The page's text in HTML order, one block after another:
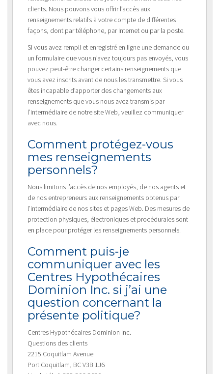
clients. Nous pouvons vous offrir l’accès aux
renseignements relatifs à votre compte de différentes
façons, dont par téléphone, par Internet ou par la poste.
Si vous avez rempli et enregistré en ligne une demande ou
un formulaire que vous n’avez toujours pas envoyés, vous
pouvez peut-être changer certains renseignements que
vous avez inscrits avant de nous les transmettre. Si vous
êtes incapable d’apporter des changements aux
renseignements que vous nous avez transmis par
l’intermédiaire de notre site Web, veuillez communiquer
avec nous.
Comment protégez-vous
mes renseignements
personnels?
Nous limitons l’accès de nos employés, de nos agents et
de nos entrepreneurs aux renseignements obtenus par
l’intermédiaire de nos sites et pages Web. Des mesures de
protection physiques, électroniques et procédurales sont
en place pour protéger les renseignements personnels.
Comment puis-je
communiquer avec les
Centres Hypothécaires
Dominion Inc. si j’ai une
question concernant la
présente politique?
Centres Hypothécaires Dominion Inc.
Questions des clients
2215 Coquitlam Avenue
Port Coquitlam, BC V3B 1J6